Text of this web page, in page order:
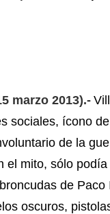
marzo 2013).-
sociales, ícono
de la
el mito, sólo
de
oscuros,